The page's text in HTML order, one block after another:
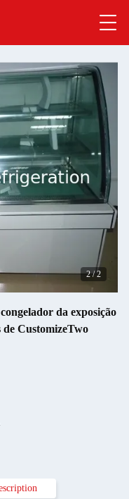
2/2
da exposição
de CustomizeTwo